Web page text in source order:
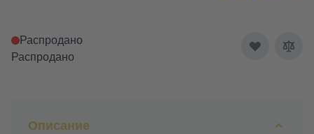
Распродано
Распродано
Описание